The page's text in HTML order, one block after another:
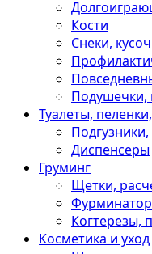
Кости
Снеки,
Подушечки,
Туалеты,
Диспенсеры
Груминг
Щетки,
Когтерезы,
Косметика и уход